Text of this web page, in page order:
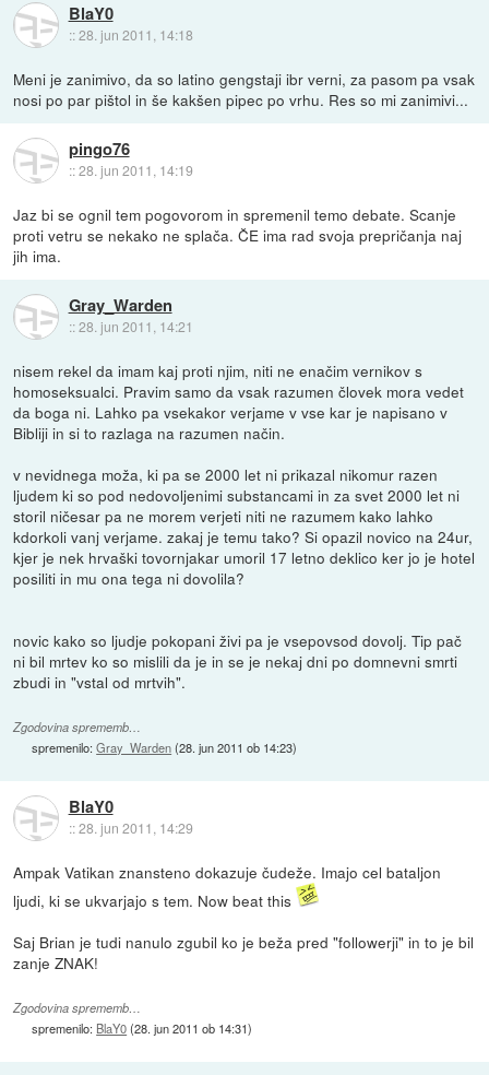
BlaY0
::28. jun 2011, 14:18
Meni je zanimivo, da so latino gengstaji ibr verni, za pasom pa vsak
nosi po par pištol in še kakšen pipec po vrhu. Res so mi zanimivi...
pingo76
::28. jun 2011, 14:19
Jaz bi se ognil tem pogovorom in spremenil temo debate. Scanje
proti vetru se nekako ne splača. ČE ima rad svoja prepričanja naj
jih ima.
Gray_Warden
::28. jun 2011, 14:21
nisem rekel da imam kaj proti njim, niti ne enačim vernikov s
homoseksualci. Pravim samo da vsak razumen človek mora vedet
da boga ni. Lahko pa vsekakor verjame v vse kar je napisano v
Bibliji in si to razlaga na razumen način.
v nevidnega moža, ki pa se 2000 let ni prikazal nikomur razen
ljudem ki so pod nedovoljenimi substancami in za svet 2000 let ni
storil ničesar pa ne morem verjeti niti ne razumem kako lahko
kdorkoli vanj verjame. zakaj je temu tako? Si opazil novico na 24ur,
kjer je nek hrvaški tovornjakar umoril 17 letno deklico ker jo je hotel
posiliti in mu ona tega ni dovolila?
novic kako so ljudje pokopani živi pa je vsepovsod dovolj. Tip pač
ni bil mrtev ko so mislili da je in se je nekaj dni po domnevni smrti
zbudi in "vstal od mrtvih".
Zgodovina sprememb…
spremenilo:Gray_Warden(28. jun 2011 ob 14:23)
BlaY0
::28. jun 2011, 14:29
Ampak Vatikan znansteno dokazuje čudeže. Imajo cel bataljon
ljudi, ki se ukvarjajo s tem. Now beat this
Saj Brian je tudi nanulo zgubil ko je beža pred "followerji" in to je bil
zanje ZNAK!
Zgodovina sprememb…
spremenilo: BlaY0(28. jun 2011 ob 14:31)